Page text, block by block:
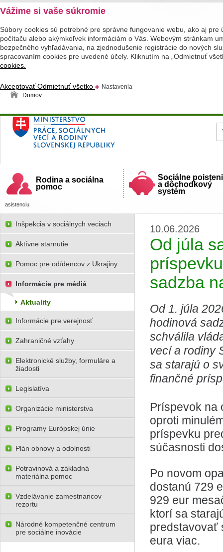
Vážime si vaše súkromie
Súbory cookies sú potrebné pre správne fungovanie webu, ako aj
počítaču alebo akýmkoľvek informáciám o Vás. Webovým stránkam
bezpečného vyhľadávania, na zjednodušenie registrácie do nových
spracovaním cookies pre uvedené účely. Kliknutím na „Odmietnuť
cookies.
AkceptovaťOdmietnuť všetko
Nastavenia
Domov
Ministerstvo práce, sociálnych vecí a rodiny
Slovenskej republiky
Rodina a sociálna
pomoc
Sociálne
a dôchodkový
systém
asistenciu
10.06.2026
Od júla
sadzba
Od 1. júla
hodinová
schválila
vecí a rodiny
sa starajú o
finančné
Príspevok na
oproti
príspevku
súčasnosti
Po novom
dostanú 729
929 eur
ktorí sa
predstavovať
eura viac.
Inšpekcia v sociálnych veciach
Aktívne starnutie
Pomoc pre odídencov z Ukrajiny
Informácie pre médiá
Aktuality
Informácie pre verejnosť
Zahraničné vzťahy
Elektronické služby, formuláre a
žiadosti
Legislatíva
Organizácie ministerstva
Programy Európskej únie
Plán obnovy a odolnosti
Potravinová a základná
materiálna pomoc
Vzdelávanie zamestnancov
rezortu
Národné kompetenčné centrum
pre sociálne inovácie